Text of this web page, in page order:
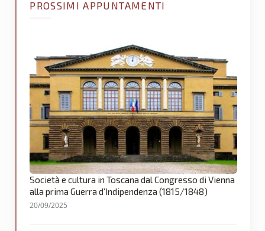
PROSSIMI APPUNTAMENTI
Società e cultura in Toscana dal Congresso di Vienna
alla prima Guerra d’Indipendenza (1815/1848)
20/09/2025